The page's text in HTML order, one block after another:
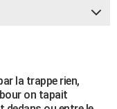
la trappe rien,
on tapait